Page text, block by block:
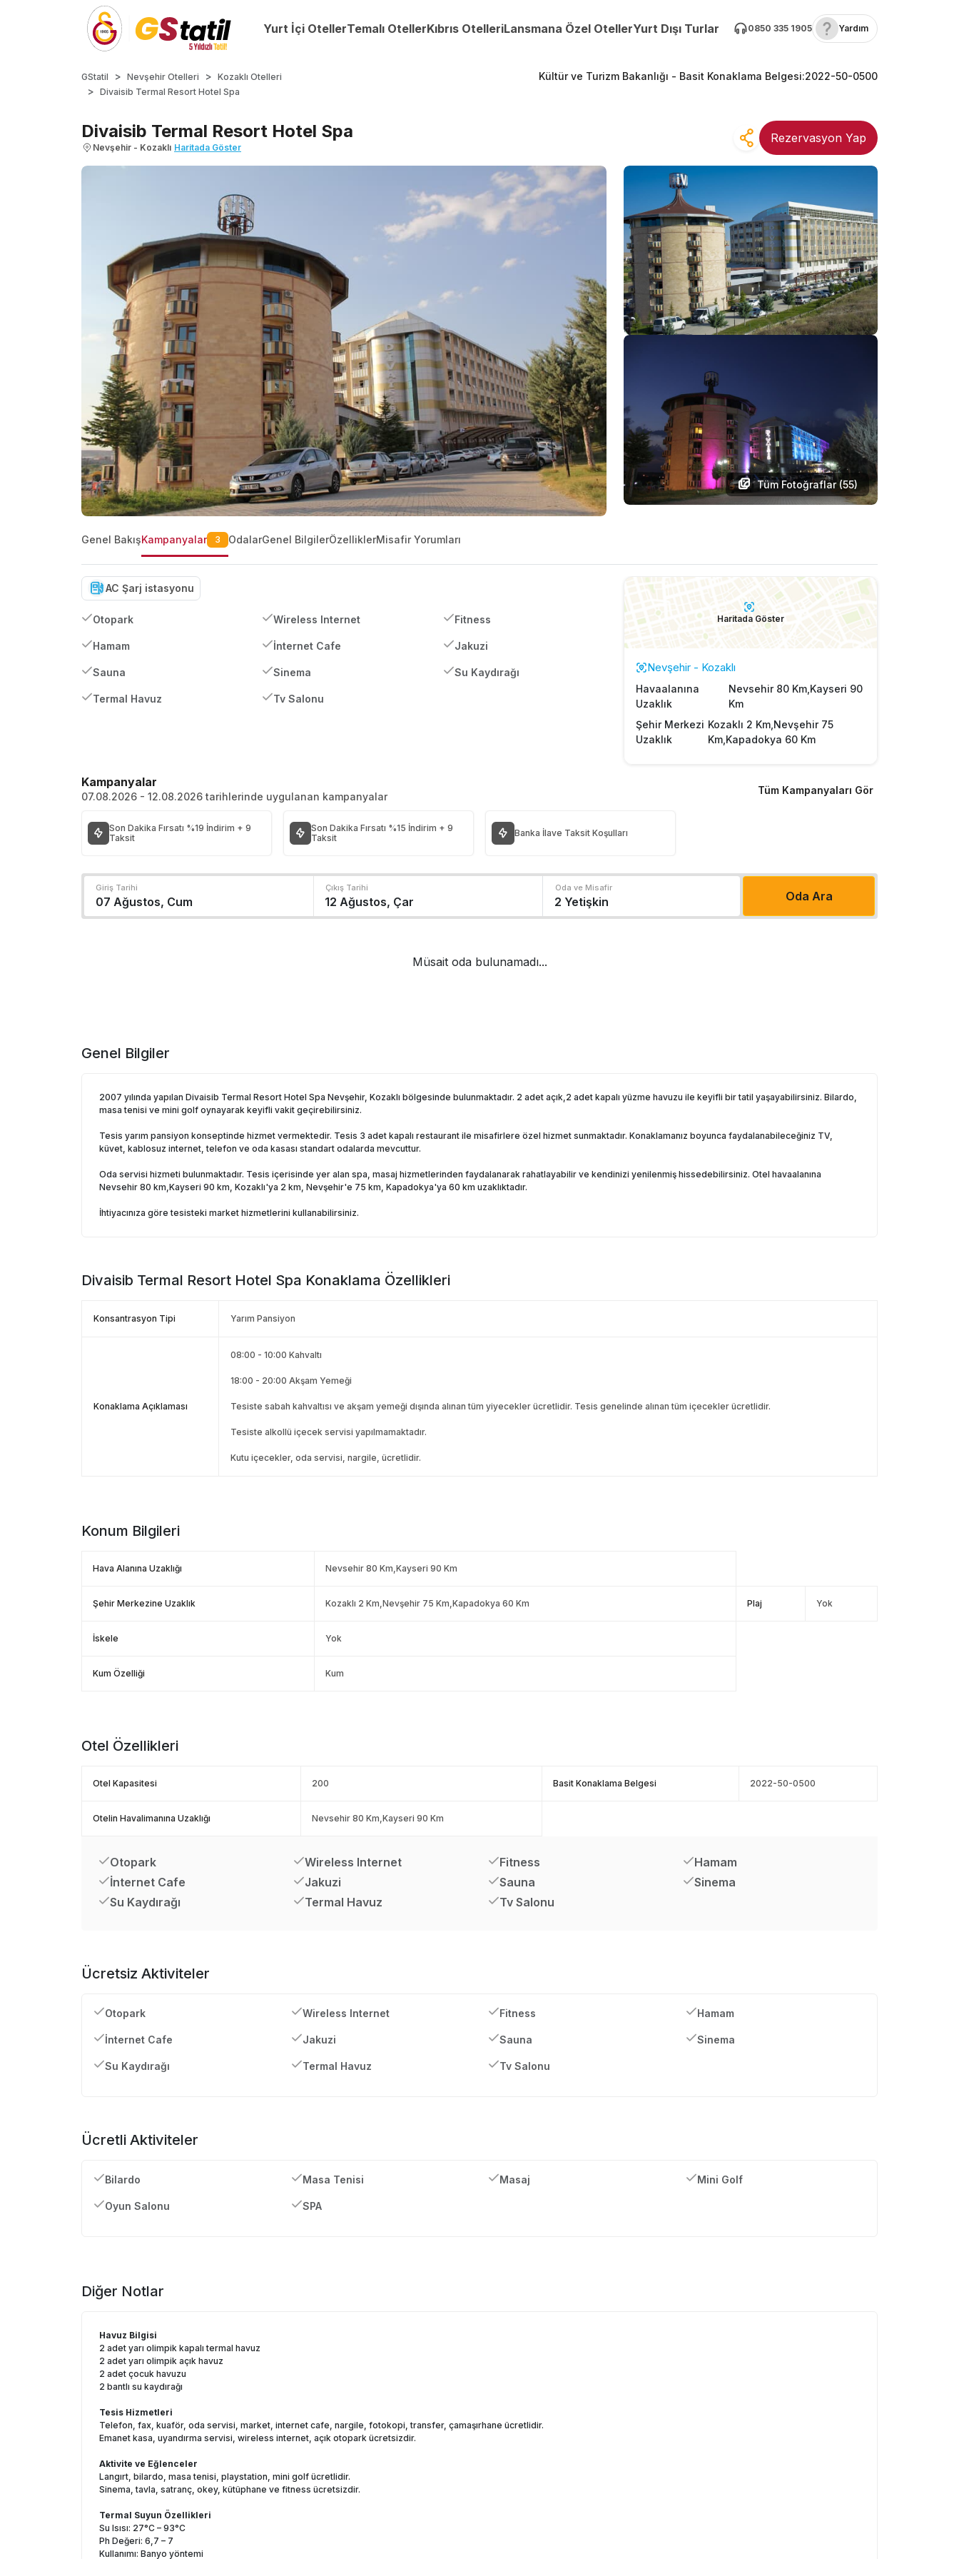
Yurt İçi OtellerTemalı OtellerKıbrıs OtelleriLansmana Özel OtellerYurt Dışı Turlar 0850 335 1905 Yardım
GStatil Nevşehir Otelleri
Kozaklı Otelleri
Divaisib Termal Resort Hotel Spa
Kültür ve Turizm Bakanlığı - Basit Konaklama Belgesi:2022-50-0500
Divaisib Termal Resort Hotel Spa
Nevşehir - Kozaklı Haritada Göster
Rezervasyon Yap
Tüm Fotoğraflar (55)
Genel BakışKampanyalar 3 OdalarGenel BilgilerÖzelliklerMisafir Yorumları
AC Şarj istasyonu
Otopark Wireless Internet Fitness
Hamam İnternet Cafe Jakuzi
Sauna Sinema Su Kaydırağı
Termal Havuz Tv Salonu
Haritada Göster
Nevşehir - Kozaklı
Havaalanına
Uzaklık
Nevsehir 80 Km,Kayseri 90
Km
Şehir Merkezi
Uzaklık
Kozaklı 2 Km,Nevşehir 75
Km,Kapadokya 60 Km
Kampanyalar
07.08.2026 - 12.08.2026 tarihlerinde uygulanan kampanyalar Tüm Kampanyaları Gör
Son Dakika Fırsatı %19 İndirim + 9
Taksit
Son Dakika Fırsatı %15 İndirim + 9
Taksit
Banka İlave Taksit Koşulları
Giriş Tarihi Çıkış Tarihi Oda ve Misafir
Oda Ara
Müsait oda bulunamadı...
Genel Bilgiler
2007 yılında yapılan Divaisib Termal Resort Hotel Spa Nevşehir, Kozaklı bölgesinde bulunmaktadır. 2 adet açık,2 adet kapalı yüzme havuzu ile keyifli bir tatil yaşayabilirsiniz. Bilardo,
masa tenisi ve mini golf oynayarak keyifli vakit geçirebilirsiniz.
Tesis yarım pansiyon konseptinde hizmet vermektedir. Tesis 3 adet kapalı restaurant ile misafirlere özel hizmet sunmaktadır. Konaklamanız boyunca faydalanabileceğiniz TV,
küvet, kablosuz internet, telefon ve oda kasası standart odalarda mevcuttur.
Oda servisi hizmeti bulunmaktadır. Tesis içerisinde yer alan spa, masaj hizmetlerinden faydalanarak rahatlayabilir ve kendinizi yenilenmiş hissedebilirsiniz. Otel havaalanına
Nevsehir 80 km,Kayseri 90 km, Kozaklı'ya 2 km, Nevşehir'e 75 km, Kapadokya'ya 60 km uzaklıktadır.
İhtiyacınıza göre tesisteki market hizmetlerini kullanabilirsiniz.
Divaisib Termal Resort Hotel Spa Konaklama Özellikleri
Konsantrasyon Tipi Yarım Pansiyon
Konaklama Açıklaması
08:00 - 10:00 Kahvaltı
18:00 - 20:00 Akşam Yemeği
Tesiste sabah kahvaltısı ve akşam yemeği dışında alınan tüm yiyecekler ücretlidir. Tesis genelinde alınan tüm içecekler ücretlidir.
Tesiste alkollü içecek servisi yapılmamaktadır.
Kutu içecekler, oda servisi, nargile, ücretlidir.
Konum Bilgileri
Hava Alanına Uzaklığı Nevsehir 80 Km,Kayseri 90 Km
Şehir Merkezine Uzaklık Kozaklı 2 Km,Nevşehir 75 Km,Kapadokya 60 Km Plaj Yok
İskele Yok
Kum Özelliği Kum
Otel Özellikleri
Otel Kapasitesi 200 Basit Konaklama Belgesi 2022-50-0500
Otelin Havalimanına Uzaklığı Nevsehir 80 Km,Kayseri 90 Km
Otopark Wireless Internet Fitness
Hamam
İnternet Cafe
Jakuzi Sauna
Sinema
Su Kaydırağı
Termal Havuz Tv Salonu
Ücretsiz Aktiviteler
Otopark Wireless Internet Fitness Hamam
İnternet Cafe Jakuzi Sauna Sinema
Su Kaydırağı Termal Havuz Tv Salonu
Ücretli Aktiviteler
Bilardo Masa Tenisi Masaj Mini Golf
Oyun Salonu SPA
Diğer Notlar
Havuz Bilgisi
2 adet yarı olimpik kapalı termal havuz
2 adet yarı olimpik açık havuz
2 adet çocuk havuzu
2 bantlı su kaydırağı
Tesis Hizmetleri
Telefon, fax, kuaför, oda servisi, market, internet cafe, nargile, fotokopi, transfer, çamaşırhane ücretlidir.
Emanet kasa, uyandırma servisi, wireless internet, açık otopark ücretsizdir.
Aktivite ve Eğlenceler
Langırt, bilardo, masa tenisi, playstation, mini golf ücretlidir.
Sinema, tavla, satranç, okey, kütüphane ve fitness ücretsizdir.
Termal Suyun Özellikleri
Su Isısı: 27°C – 93°C
Ph Değeri: 6,7 – 7
Kullanımı: Banyo yöntemi